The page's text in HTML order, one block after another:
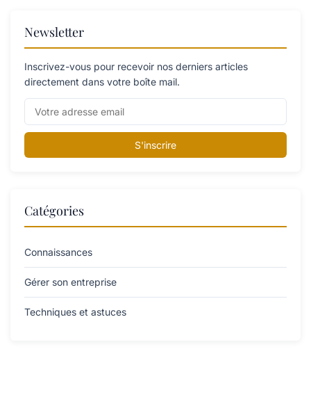
Newsletter
Inscrivez-vous pour recevoir nos derniers articles
directement dans votre boîte mail.
S'inscrire
Catégories
Connaissances
Gérer son entreprise
Techniques et astuces